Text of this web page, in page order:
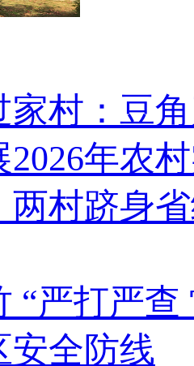
家村：豆
2026年农
两村跻身
“严打严
安全防线